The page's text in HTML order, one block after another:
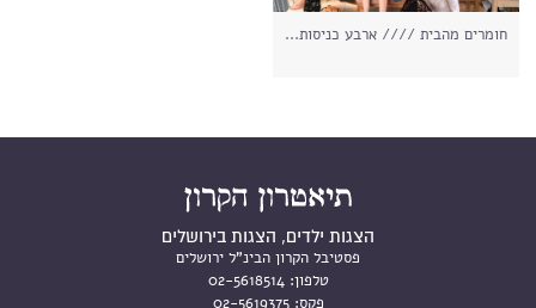
חומרים מהבית //// ארבע כניסות...
הצגות ילדים, הצגות בירושלים
פסטיבל הקרון הבינ"ל ירושלים
טלפון: 02-5618514
פקס: 02-5619375